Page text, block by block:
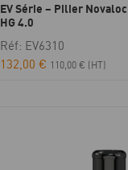
EV Série – Pilier
HG 4.0
Réf: EV6310
132,00 € 110,00 € (HT)